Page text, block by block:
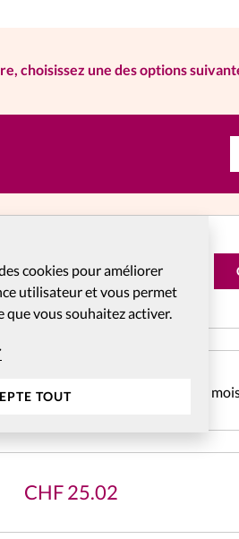
cookies pour améliorer
utilisateur et vous permet
que vous souhaitez activer.
TOUT
choisissez une des options
aux abonnés pendant 14
CHF pendant 1
CHF25.02